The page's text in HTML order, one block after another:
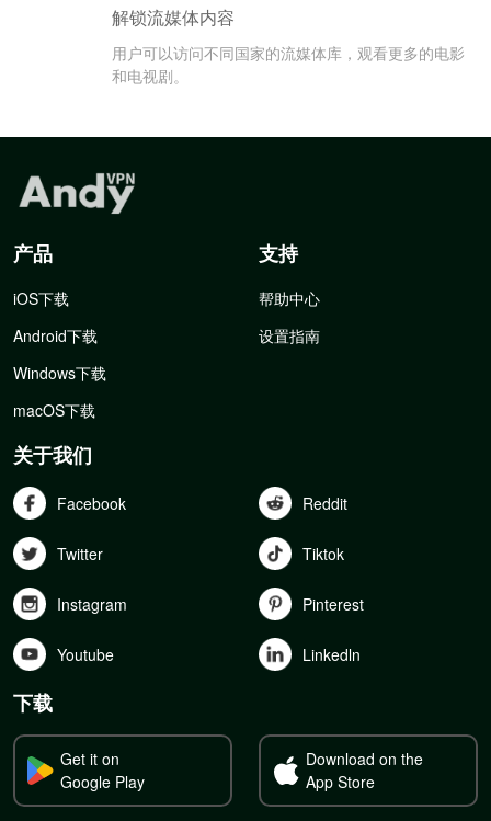
解锁流媒体内容
用户可以访问不同国家的流媒体库，观看更多的电影
和电视剧。
产品
iOS下载
Android下载
Windows下载
macOS下载
支持
帮助中心
设置指南
关于我们
Facebook Reddit
Twitter Tiktok
Instagram Pinterest
Youtube Linkedln
下载
Get it on
Google Play
Download on the
App Store